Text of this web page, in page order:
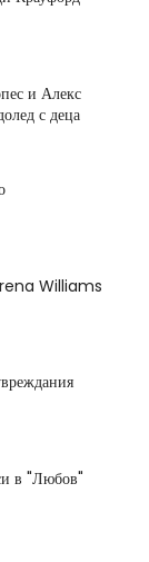
и Алекс
с деца
Williams
в "Любов"